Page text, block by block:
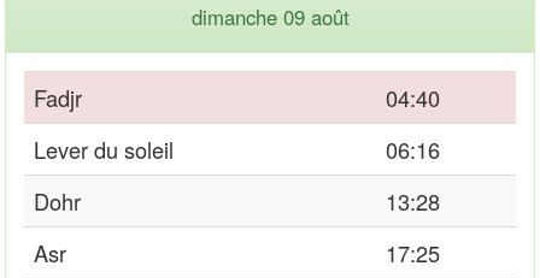
dimanche 09 août
Fadjr
04:40
Lever du soleil
06:16
Dohr
13:28
Asr
17:25